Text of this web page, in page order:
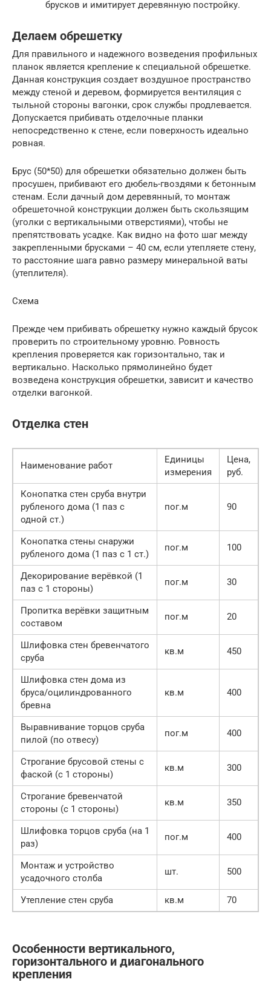
брусков и имитирует деревянную постройку.
Делаем обрешетку
Для правильного и надежного возведения профильных
планок является крепление к специальной обрешетке.
Данная конструкция создает воздушное пространство
между стеной и деревом, формируется вентиляция с
тыльной стороны вагонки, срок службы продлевается.
Допускается прибивать отделочные планки
непосредственно к стене, если поверхность идеально
ровная.
Брус (50*50) для обрешетки обязательно должен быть
просушен, прибивают его дюбель-гвоздями к бетонным
стенам. Если дачный дом деревянный, то монтаж
обрешеточной конструкции должен быть скользящим
(уголки с вертикальными отверстиями), чтобы не
препятствовать усадке. Как видно на фото шаг между
закрепленными брусками – 40 см, если утепляете стену,
то расстояние шага равно размеру минеральной ваты
(утеплителя).
Схема
Прежде чем прибивать обрешетку нужно каждый брусок
проверить по строительному уровню. Ровность
крепления проверяется как горизонтально, так и
вертикально. Насколько прямолинейно будет
возведена конструкция обрешетки, зависит и качество
отделки вагонкой.
Отделка стен
Наименование работ
Единицы
измерения
Цена,
руб.
Конопатка стен сруба внутри
рубленого дома (1 паз с
одной ст.)
пог.м 90
Конопатка стены снаружи
рубленого дома (1 паз с 1 ст.)
пог.м 100
Декорирование верёвкой (1
паз с 1 стороны)
пог.м 30
Пропитка верёвки защитным
составом
пог.м 20
Шлифовка стен бревенчатого
сруба
кв.м 450
Шлифовка стен дома из
бруса/оцилиндрованного
бревна
кв.м 400
Выравнивание торцов сруба
пилой (по отвесу)
пог.м 400
Строгание брусовой стены с
фаской (с 1 стороны)
кв.м 300
Строгание бревенчатой
стороны (с 1 стороны)
кв.м 350
Шлифовка торцов сруба (на 1
раз)
пог.м 400
Монтаж и устройство
усадочного столба
шт. 500
Утепление стен сруба кв.м 70
Особенности вертикального,
горизонтального и диагонального
крепления